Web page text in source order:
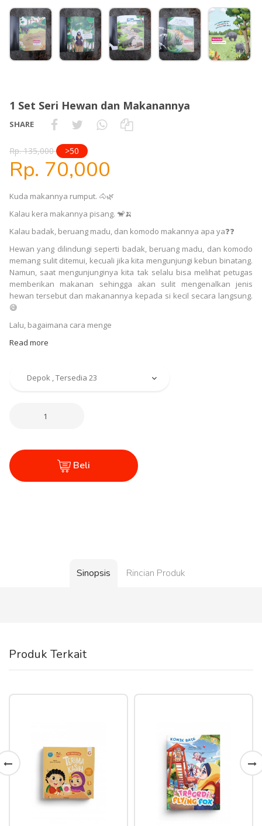
1 Set Seri Hewan dan Makanannya
SHARE
Rp. 135,000 >50
Rp. 70,000
Kuda makannya rumput. 🐴🌿
Kalau kera makannya pisang. 🐒🍌
Kalau badak, beruang madu, dan komodo makannya apa ya❓❓
Hewan yang dilindungi seperti badak, beruang madu, dan komodo
memang sulit ditemui, kecuali jika kita mengunjungi kebun binatang.
Namun, saat mengunjunginya kita tak selalu bisa melihat petugas
memberikan makanan sehingga akan sulit mengenalkan jenis
hewan tersebut dan makanannya kepada si kecil secara langsung.
😅
Lalu, bagaimana cara menge
Read more
Beli
Sinopsis Rincian Produk
Produk Terkait